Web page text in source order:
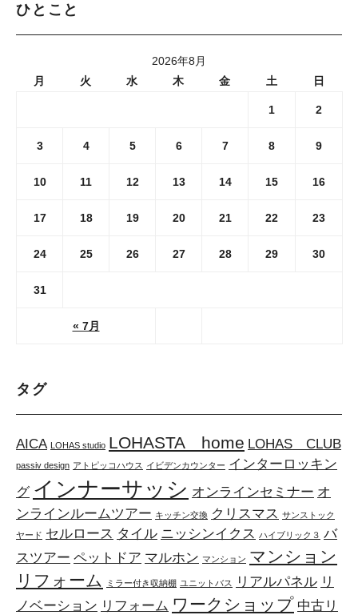
ひとこと
2026年8月
月
火 水 木 金 土 日
« 7月
1 2
3 4 5 6 7 8 9
10 11 12 13 14 15 16
17 18 19 20 21 22 23
24 25 26 27 28 29 30
31
タグ
AICA LOHAS studio LOHASTA home LOHAS CLUB
passiv design アトピッコハウス イビデンカウンター インターロッキン
グ インナーサッシ オンラインセミナー オ
ンラインルームツアー キッチン交換 クリスマス サンストック
ヤード セルロース タイル ニッシンイクス ハイブリック３ バ
スツアー ペットドア マルホン マンション マンション
リフォーム
ミラー付き収納棚 ユニットバス リアルパネル リ
ノベーション リフォーム ワークショップ 中古リ